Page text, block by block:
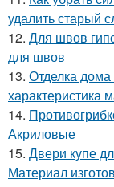
удалить старый
12. Для швов
для швов
13. Отделка
характеристика
14.
Акриловые
15. Двери купе
Материал